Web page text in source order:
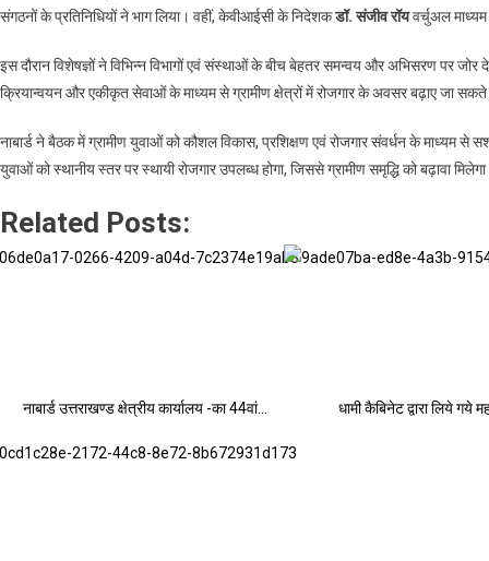
देहरादून
हुई
महत्वपूर्ण
संगठनों के प्रतिनिधियों ने भाग लिया। वहीं, केवीआईसी के निदेशकडॉ. संजीव रॉयवर्चुअल
इस दौरान विशेषज्ञों ने विभिन्न विभागों एवं संस्थाओं के बीच बेहतर समन्वय और अभिसरण पर जोर
क्रियान्वयन और एकीकृत सेवाओं के माध्यम से ग्रामीण क्षेत्रों में रोजगार के अवसर बढ़ाए जा
नाबार्ड ने बैठक में ग्रामीण युवाओं को कौशल विकास, प्रशिक्षण एवं रोजगार संवर्धन के माध्यम से
युवाओं को स्थानीय स्तर पर स्थायी रोजगार उपलब्ध होगा, जिससे ग्रामीण समृद्धि को बढ़ावा
Related Posts:
नाबार्ड उत्तराखण्ड क्षेत्रीय कार्यालय -का 44वां… धामी कैबिनेट द्वारा लिये गये